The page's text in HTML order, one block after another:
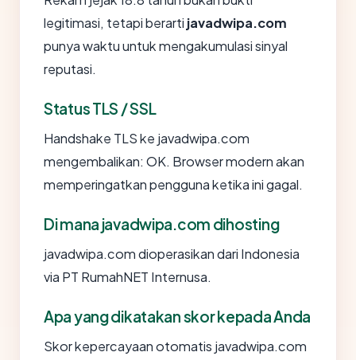
legitimasi, tetapi berarti javadwipa.com
punya waktu untuk mengakumulasi sinyal
reputasi.
Status TLS / SSL
Handshake TLS ke javadwipa.com
mengembalikan: OK. Browser modern akan
memperingatkan pengguna ketika ini gagal.
Di mana javadwipa.com dihosting
javadwipa.com dioperasikan dari Indonesia
via PT RumahNET Internusa.
Apa yang dikatakan skor kepada Anda
Skor kepercayaan otomatis javadwipa.com